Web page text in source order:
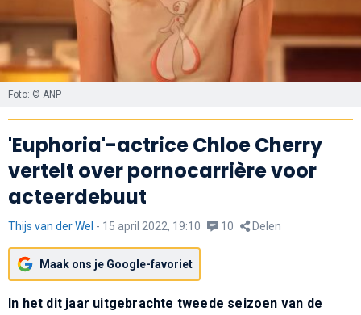
Foto: © ANP
'Euphoria'-actrice Chloe Cherry
vertelt over pornocarrière voor
acteerdebuut
Thijs van der Wel - 15 april 2022, 19:10 10 Delen
Maak ons je Google-favoriet
In het dit jaar uitgebrachte tweede seizoen van de